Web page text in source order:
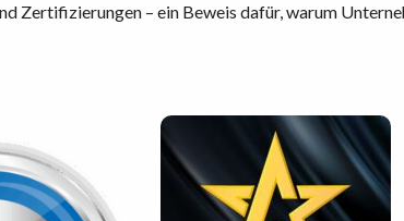
Zertifizierungen – ein Beweis dafür, warum